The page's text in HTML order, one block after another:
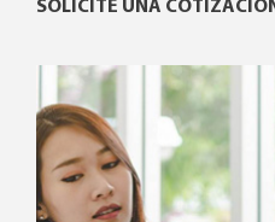
SOLICITE UNA